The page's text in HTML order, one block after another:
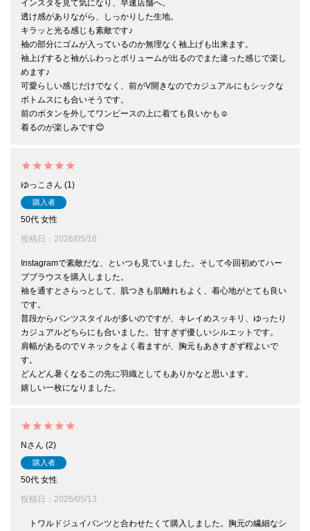
インスタを見て気になり、早速店舗へ。
透け感がありながら、しっかりした生地。
キラッと光る感じも素敵です♪
袖の部分にゴムが入っているのか無理なく袖上げも出来ます。
袖上げすると袖がふわっとボリュームが出るのでまた違った感じで楽し
めます♪
可愛らしい感じだけでなく、前がV開きなのでカジュアルにもシックな
ボトムスにも合いそうです。
前のボタンを外してワンピースの上に着ても良いかも☺️
着るのが楽しみです😊
ゆっこ 1
購入者
50代 女性
投稿日
2026/05/16
Instagramで素敵だな、といつも見ていました。そして今回初めてハー
ブブラウスを購入しました。
袖を通すとさらっとして、肌つきも肌離れもよく、着心地がとても良い
です。
普段からパンツスタイルが多いのですが、キレイめスッキリ、ゆったり
カジュアルどちらにも合いました。甘すぎず優しいシルエットです。
肩幅があるのでＶネックをよく着ますが、胸元もあきすぎず程よいで
す。
どんどん暑くなるこの先に羽織としてもありかなと思います。
嬉しい一枚になりました。
N 2
購入者
50代 女性
投稿日
2026/05/13
トワルドジュイパンツと合わせたくて購入しました。胸元の繊細なシ